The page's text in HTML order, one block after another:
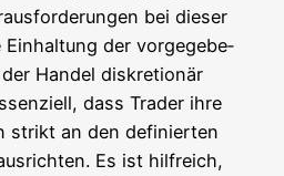
bei die­ser
Ein­hal­tung der vor­ge­ge­be­
Han­del dis­kre­tio­när
dass Trader ihre
strikt an den defi­nier­ten
Es ist hilf­reich,